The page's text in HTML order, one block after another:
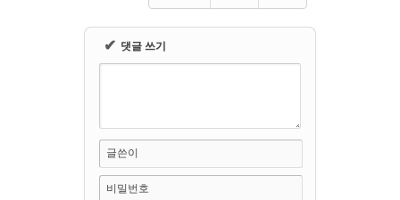
✔ 댓글 쓰기
글쓴이
비밀번호